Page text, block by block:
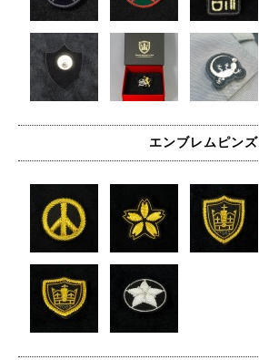
エンブレムピンズ